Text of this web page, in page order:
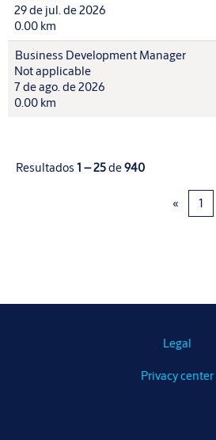
29 de jul. de 2026
0.00 km
Business Development Manager
Not applicable
7 de ago. de 2026
0.00 km
Resultados 1 – 25de940
« 1
Legal
Privacy center